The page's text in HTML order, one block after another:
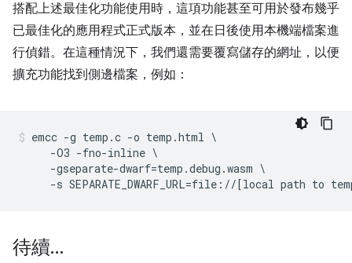
搭配上述最佳化功能使用時，這項功能甚至可用於發布幾乎
已最佳化的應用程式正式版本，並在日後使用本機端檔案進
行偵錯。在這種情況下，我們還需要覆寫儲存的網址，以便
擴充功能找到側邊檔案，例如：
emcc -g temp.c -o temp.html \
     -O3 -fno-inline \
     -gseparate-dwarf=temp.debug.wasm \
待續…